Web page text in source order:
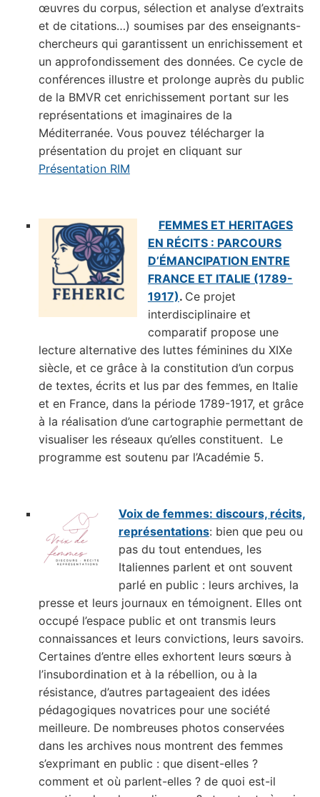
œuvres du corpus, sélection et analyse d’extraits
et de citations…) soumises par des enseignants-
chercheurs qui garantissent un enrichissement et
un approfondissement des données. Ce cycle de
conférences illustre et prolonge auprès du public
de la BMVR cet enrichissement portant sur les
représentations et imaginaires de la
Méditerranée. Vous pouvez télécharger la
présentation du projet en cliquant sur
Présentation RIM
FEMMES ET HERITAGES
EN RÉCITS : PARCOURS
D’ÉMANCIPATION ENTRE
FRANCE ET ITALIE (1789-
1917). Ce projet
interdisciplinaire et
comparatif propose une
lecture alternative des luttes féminines du XIXe
siècle, et ce grâce à la constitution d’un corpus
de textes, écrits et lus par des femmes, en Italie
et en France, dans la période 1789-1917, et grâce
à la réalisation d’une cartographie permettant de
visualiser les réseaux qu’elles constituent. Le
programme est soutenu par l’Académie 5.
Voix de femmes: discours, récits,
représentations: bien que peu ou
pas du tout entendues, les
Italiennes parlent et ont souvent
parlé en public : leurs archives, la
presse et leurs journaux en témoignent. Elles ont
occupé l’espace public et ont transmis leurs
connaissances et leurs convictions, leurs savoirs.
Certaines d’entre elles exhortent leurs sœurs à
l’insubordination et à la rébellion, ou à la
résistance, d’autres partageaient des idées
pédagogiques novatrices pour une société
meilleure. De nombreuses photos conservées
dans les archives nous montrent des femmes
s’exprimant en public : que disent-elles ?
comment et où parlent-elles ? de quoi est-il